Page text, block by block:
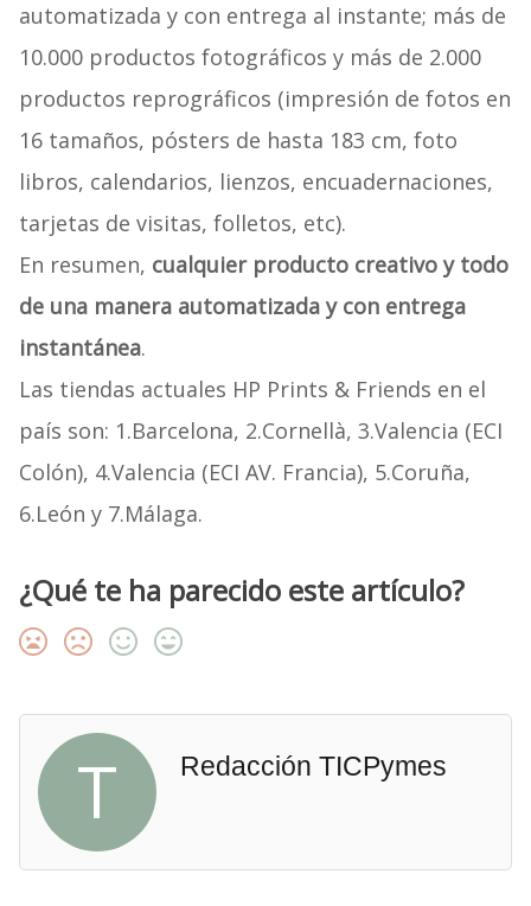
automatizada y con entrega al instante; más de
10.000 productos fotográficos y más de 2.000
productos reprográficos (impresión de fotos en
16 tamaños, pósters de hasta 183 cm, foto
libros, calendarios, lienzos, encuadernaciones,
tarjetas de visitas, folletos, etc).
En resumen, cualquier producto creativo y todo
de una manera automatizada y con entrega
instantánea.
Las tiendas actuales HP Prints & Friends en el
país son: 1.Barcelona, 2.Cornellà, 3.Valencia (ECI
Colón), 4.Valencia (ECI AV. Francia), 5.Coruña,
6.León y 7.Málaga.
¿Qué te ha parecido este artículo?
T Redacción TICPymes